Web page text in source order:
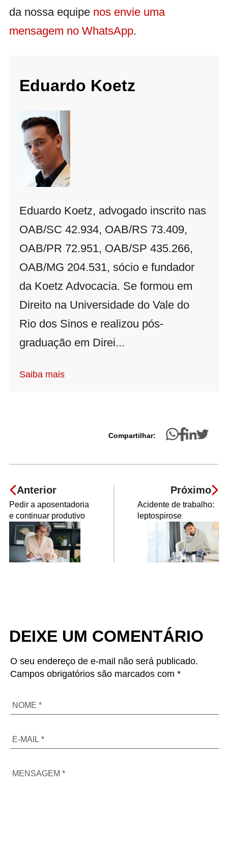
da nossa equipe nos envie uma
mensagem no WhatsApp.
Eduardo Koetz
Eduardo Koetz, advogado inscrito nas
OAB/SC 42.934, OAB/RS 73.409,
OAB/PR 72.951, OAB/SP 435.266,
OAB/MG 204.531, sócio e fundador
da Koetz Advocacia. Se formou em
Direito na Universidade do Vale do
Rio dos Sinos e realizou pós-
graduação em Direi...
Saiba mais
Compartilhar:
Anterior
Pedir a aposentadoria
e continuar produtivo
Próximo
Acidente de trabalho:
leptospirose
DEIXE UM COMENTÁRIO
O seu endereço de e-mail não será publicado.
Campos obrigatórios são marcados com *